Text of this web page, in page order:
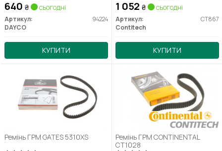
640 ₴ сьогодні
Артикул:
94224
DAYCO
КУПИТИ
1 052 ₴ сьогодні
Артикул:
CT867
Contitech
КУПИТИ
Ремінь ГРМ GATES 5310XS
Ремінь ГРМ CONTINENTAL
CT1028